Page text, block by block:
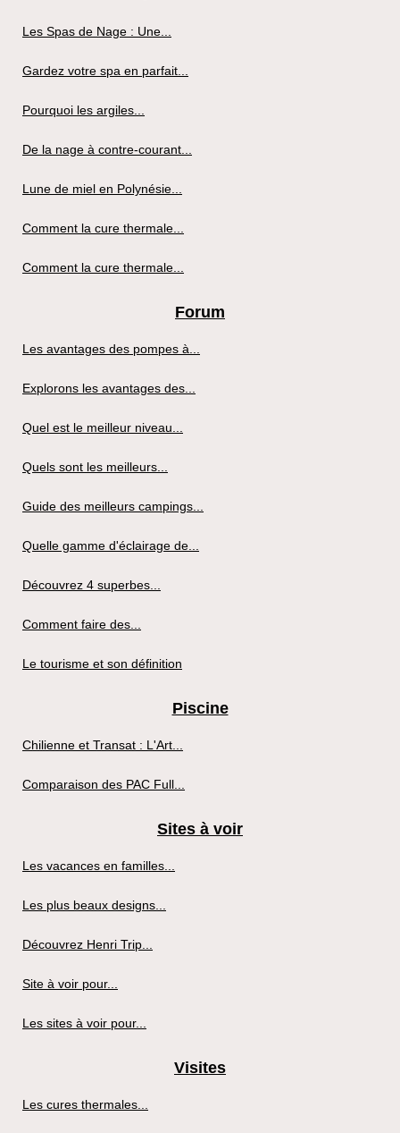
Les Spas de Nage : Une...
Gardez votre spa en parfait...
Pourquoi les argiles...
De la nage à contre-courant...
Lune de miel en Polynésie...
Comment la cure thermale...
Comment la cure thermale...
Forum
Les avantages des pompes à...
Explorons les avantages des...
Quel est le meilleur niveau...
Quels sont les meilleurs...
Guide des meilleurs campings...
Quelle gamme d'éclairage de...
Découvrez 4 superbes...
Comment faire des...
Le tourisme et son définition
Piscine
Chilienne et Transat : L'Art...
Comparaison des PAC Full...
Sites à voir
Les vacances en familles...
Les plus beaux designs...
Découvrez Henri Trip...
Site à voir pour...
Les sites à voir pour...
Visites
Les cures thermales...